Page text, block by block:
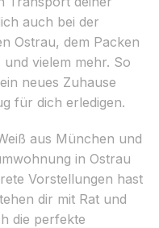
auch bei der
Ostrau, dem Packen
vielem mehr. So
neues Zuhause
für dich erledigen.
aus München und
in Ostrau
Vorstellungen hast
dir mit Rat und
die perfekte